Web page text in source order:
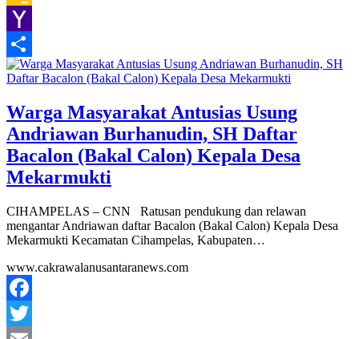
Google
Classroom
Yahoo
Mail
Share
Warga Masyarakat Antusias Usung
Andriawan Burhanudin, SH Daftar
Bacalon (Bakal Calon) Kepala Desa
Mekarmukti
CIHAMPELAS – CNN Ratusan pendukung dan relawan
mengantar Andriawan daftar Bacalon (Bakal Calon) Kepala Desa
Mekarmukti Kecamatan Cihampelas, Kabupaten…
www.cakrawalanusantaranews.com
Facebook